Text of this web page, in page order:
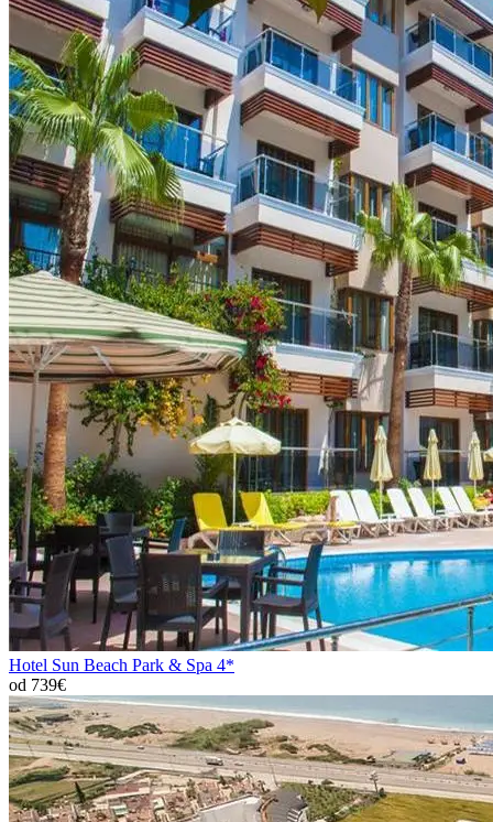
Hotel Sun Beach Park & Spa 4*
od 739€